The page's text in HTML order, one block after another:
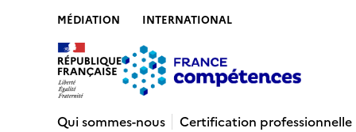
MÉDIATION INTERNATIONAL
Qui sommes-nous
Certification professionnelle